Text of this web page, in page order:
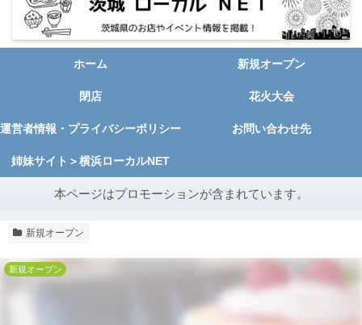
ホーム 新規オープン
閉店 花火大会
運営者情報・プライバシーポリシー お問い合わせ先
姉妹サイト＞横浜ローカルNET
本ページはプロモーションが含まれています。
新規オープン
新規オープン